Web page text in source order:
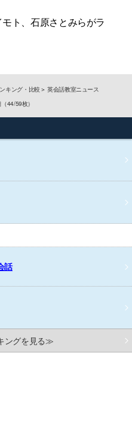
ト、石原さとみらがラ
キング・比較
英会話教室ニュース
44/59枚）
話
ングを見る≫